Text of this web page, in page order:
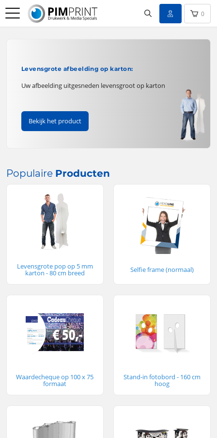
0
Levensgrote afbeelding op karton:
Uw afbeelding uitgesneden levensgroot op karton
Bekijk het product
Populaire Producten
Levensgrote pop op 5 mm
karton - 80 cm breed Selfie frame (normaal)
Waardecheque op 100 x 75
formaat
Stand-in fotobord - 160 cm
hoog